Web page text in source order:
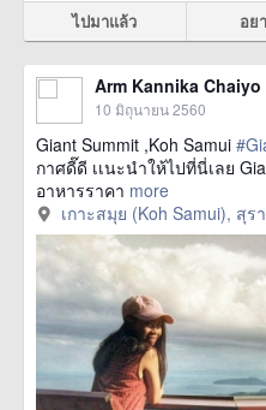
ไปมาแล้ว อย
Arm Kannika Chaiyo
10 มิถุนายน 2560
Giant Summit ,Koh Samui
กาศดี๊ดี เเนะนำให้ไปที่นี่เลย
อาหารราคา more
เกาะสมุย (Koh Samui), สุร